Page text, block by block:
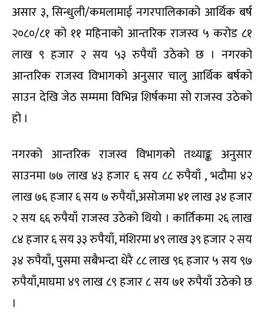
असार ३, सिन्धुली/कमलामाई नगरपालिकाको आर्थिक बर्ष
२०८०/८१ को ११ महिनाको आन्तरिक राजस्व ५ करोड ८१
लाख ९ हजार २ सय ५३ रुपैयाँ उठेको छ । नगरको
आन्तरिक राजस्व विभागको अनुसार चालु आर्थिक बर्षको
साउन देखि जेठ सम्ममा विभिन्न शिर्षकमा सो राजस्व उठेको
हो ।
नगरको आन्तरिक राजस्व विभागको तथ्याङ्क अनुसार
साउनमा ७७ लाख ४३ हजार ६ सय ८८ रुपैयाँ , भदौमा ४२
लाख ७६ हजार ६ सय ७ रुपैयाँ,असोजमा ४१ लाख ३४ हजार
२ सय ६६ रुपैयाँ राजस्व उठेको थियो । कार्तिकमा २६ लाख
८४ हजार ६ सय ३३ रुपैयाँ, मंशिरमा ४९ लाख ३९ हजार २ सय
३४ रुपैयाँ, पुसमा सबैभन्दा धेरै ८८ लाख ९६ हजार ५ सय ९७
रुपैयाँ,माघमा ४९ लाख ८९ हजार ८ सय ७१ रुपैयाँ उठेको छ
।